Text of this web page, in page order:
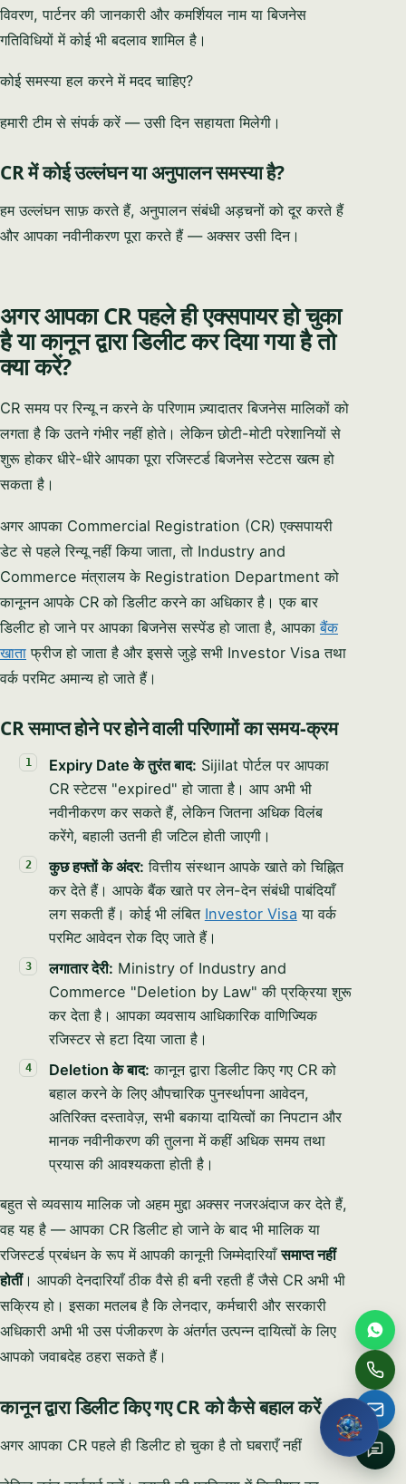
विवरण, पार्टनर की जानकारी और कमर्शियल नाम या बिजनेस
गतिविधियों में कोई भी बदलाव शामिल है।
कोई समस्या हल करने में मदद चाहिए?
हमारी टीम से संपर्क करें — उसी दिन सहायता मिलेगी।
CR में कोई उल्लंघन या अनुपालन समस्या है?
हम उल्लंघन साफ़ करते हैं, अनुपालन संबंधी अड़चनों को दूर करते हैं
और आपका नवीनीकरण पूरा करते हैं — अक्सर उसी दिन।
अगर आपका CR पहले ही एक्सपायर हो चुका
है या कानून द्वारा डिलीट कर दिया गया है तो
क्या करें?
CR समय पर रिन्यू न करने के परिणाम ज़्यादातर बिजनेस मालिकों को
लगता है कि उतने गंभीर नहीं होते। लेकिन छोटी-मोटी परेशानियों से
शुरू होकर धीरे-धीरे आपका पूरा रजिस्टर्ड बिजनेस स्टेटस खत्म हो
सकता है।
अगर आपका Commercial Registration (CR) एक्सपायरी
डेट से पहले रिन्यू नहीं किया जाता, तो Industry and
Commerce मंत्रालय के Registration Department को
कानूनन आपके CR को डिलीट करने का अधिकार है। एक बार
डिलीट हो जाने पर आपका बिजनेस सस्पेंड हो जाता है, आपकाबैंक
खाता फ्रीज हो जाता है और इससे जुड़े सभी Investor Visa तथा
वर्क परमिट अमान्य हो जाते हैं।
CR समाप्त होने पर होने वाली परिणामों का समय-क्रम
Expiry Date के तुरंत बाद: Sijilat पोर्टल पर आपका
CR स्टेटस "expired" हो जाता है। आप अभी भी
नवीनीकरण कर सकते हैं, लेकिन जितना अधिक विलंब
करेंगे, बहाली उतनी ही जटिल होती जाएगी।
कुछ हफ्तों के अंदर: वित्तीय संस्थान आपके खाते को चिह्नित
कर देते हैं। आपके बैंक खाते पर लेन-देन संबंधी पाबंदियाँ
लग सकती हैं। कोई भी लंबित Investor Visa या वर्क
परमिट आवेदन रोक दिए जाते हैं।
लगातार देरी: Ministry of Industry and
Commerce "Deletion by Law" की प्रक्रिया शुरू
कर देता है। आपका व्यवसाय आधिकारिक वाणिज्यिक
रजिस्टर से हटा दिया जाता है।
Deletion के बाद: कानून द्वारा डिलीट किए गए CR को
बहाल करने के लिए औपचारिक पुनर्स्थापना आवेदन,
अतिरिक्त दस्तावेज़, सभी बकाया दायित्वों का निपटान और
मानक नवीनीकरण की तुलना में कहीं अधिक समय तथा
प्रयास की आवश्यकता होती है।
बहुत से व्यवसाय मालिक जो अहम मुद्दा अक्सर नजरअंदाज कर देते हैं,
वह यह है — आपका CR डिलीट हो जाने के बाद भी मालिक या
रजिस्टर्ड प्रबंधन के रूप में आपकी कानूनी जिम्मेदारियाँसमाप्त नहीं
होतीं। आपकी देनदारियाँ ठीक वैसे ही बनी रहती हैं जैसे CR अभी भी
सक्रिय हो। इसका मतलब है कि लेनदार, कर्मचारी और सरकारी
अधिकारी अभी भी उस पंजीकरण के अंतर्गत उत्पन्न दायित्वों के लिए
आपको जवाबदेह ठहरा सकते हैं।
कानून द्वारा डिलीट किए गए CR को कैसे बहाल करें
अगर आपका CR पहले ही डिलीट हो चुका है तो घबराएँ नहीं
Full name
How can we help?
Request My Free
No obligation · We reply within one business hour · Your
details stay private.